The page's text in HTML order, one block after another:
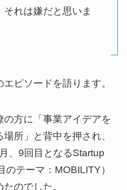
れは嫌だと思いま
ピソードを語ります。
方に「事業アイデアを
所」と背中を押され、
、9回目となるStartup
テーマ：MOBILITY）
のでした。